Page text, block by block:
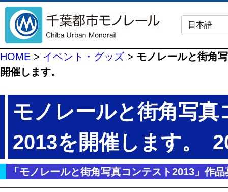
HOME > イベント・グッズ > モノレールと街角
開催します。
モノレールと街角写真
2013を開催します。
「モノレールと街角写真コンテスト2013」作